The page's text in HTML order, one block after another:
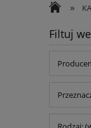
»
Filtuj